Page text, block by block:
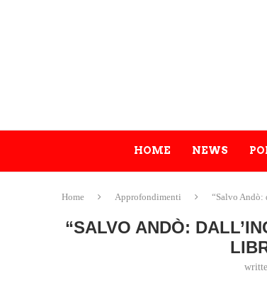
HOME NEWS
Home Approfondimenti “Salvo Andò:
“SALVO ANDÒ: